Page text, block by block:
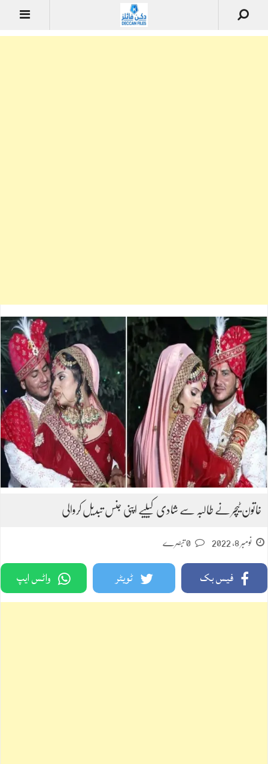
خاتون ٹیچر نے طالبہ سے شادی کیلیے اپنی جنس تبدیل کروالی
نومبر 8, 2022
فیس بک ٹویٹر واٹس ایپ